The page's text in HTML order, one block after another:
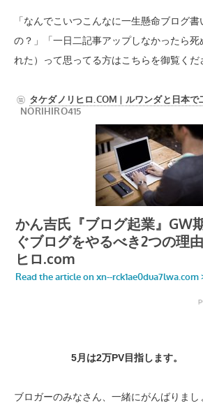
「なんでこいつこんなに一生懸命ブログ
の？」「一日二記事アップしなかったら
れた）って思ってる方はこちらを御覧くだ
5月は2万PV目指します。
ブロガーのみなさん、一緒にがんばりまし